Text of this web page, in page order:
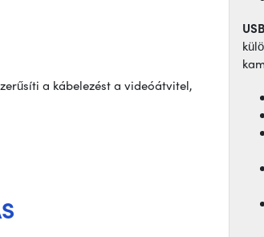
a kábelezést a videóátvitel,